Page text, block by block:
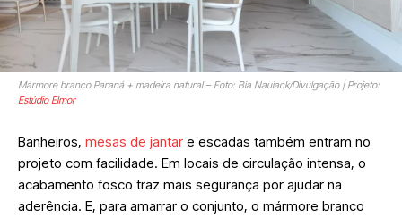
Mármore branco Paraná + madeira natural – Foto: Bia Nauiack/Divulgação | Projeto:
Estúdio Elmor
Banheiros, mesas de jantar e escadas também entram no
projeto com facilidade. Em locais de circulação intensa, o
acabamento fosco traz mais segurança por ajudar na
aderência. E, para amarrar o conjunto, o mármore branco